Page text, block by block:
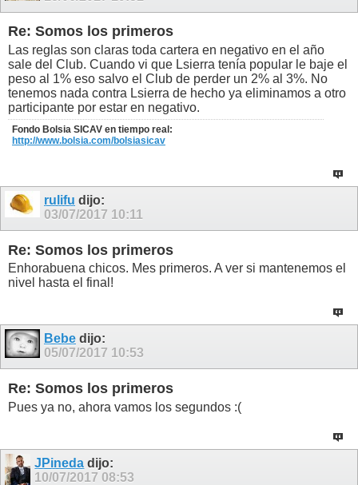
Re: Somos los primeros
Las reglas son claras toda cartera en negativo en el año
sale del Club. Cuando vi que Lsierra tenía popular le baje el
peso al 1% eso salvo el Club de perder un 2% al 3%. No
tenemos nada contra Lsierra de hecho ya eliminamos a otro
participante por estar en negativo.
Fondo Bolsia SICAV en tiempo real:
http://www.bolsia.com/bolsiasicav
rulifu dijo:
03/07/2017 10:11
Re: Somos los primeros
Enhorabuena chicos. Mes primeros. A ver si mantenemos el
nivel hasta el final!
Bebe dijo:
05/07/2017 10:53
Re: Somos los primeros
Pues ya no, ahora vamos los segundos :(
JPineda dijo:
10/07/2017 08:53